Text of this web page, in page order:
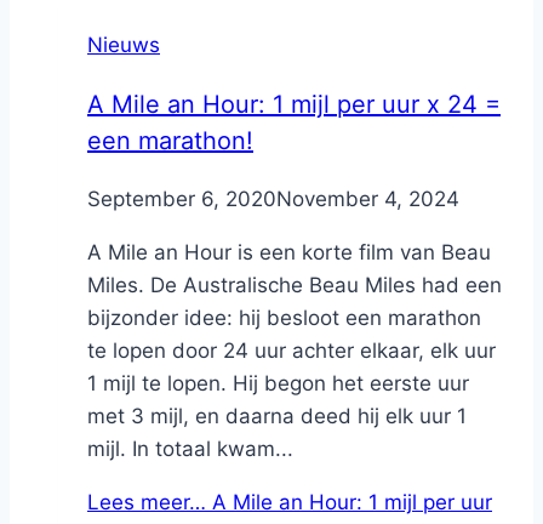
Nieuws
A Mile an Hour: 1 mijl per uur x 24 =
een marathon!
ByNicole
September 6, 2020November 4, 2024
A Mile an Hour is een korte film van Beau
Miles. De Australische Beau Miles had een
bijzonder idee: hij besloot een marathon
te lopen door 24 uur achter elkaar, elk uur
1 mijl te lopen. Hij begon het eerste uur
met 3 mijl, en daarna deed hij elk uur 1
mijl. In totaal kwam...
Lees meer… A Mile an Hour: 1 mijl per uur